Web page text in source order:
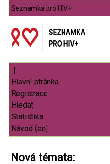
Seznamka pro HIV+
|
Nová témata: